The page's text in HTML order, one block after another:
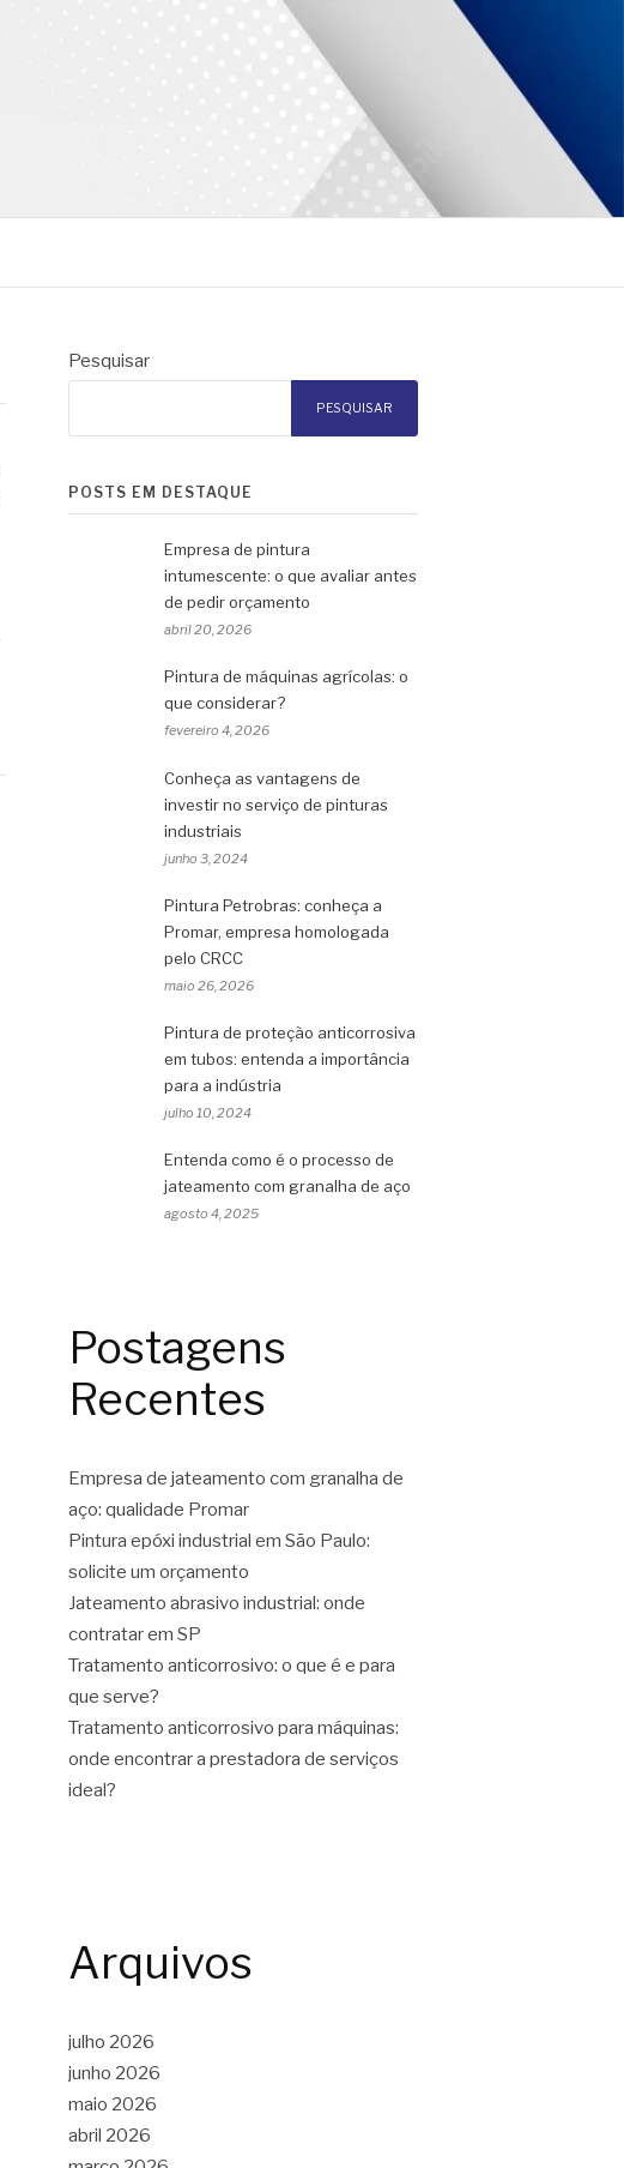
Pesquisar
PESQUISAR
POSTS EM DESTAQUE
Empresa de pintura
intumescente: o que avaliar antes
de pedir orçamento
abril 20, 2026
Pintura de máquinas agrícolas: o
que considerar?
fevereiro 4, 2026
Conheça as vantagens de
investir no serviço de pinturas
industriais
junho 3, 2024
Pintura Petrobras: conheça a
Promar, empresa homologada
pelo CRCC
maio 26, 2026
Pintura de proteção anticorrosiva
em tubos: entenda a importância
para a indústria
julho 10, 2024
Entenda como é o processo de
jateamento com granalha de aço
agosto 4, 2025
Postagens
Recentes
Empresa de jateamento com granalha de
aço: qualidade Promar
Pintura epóxi industrial em São Paulo:
solicite um orçamento
Jateamento abrasivo industrial: onde
contratar em SP
Tratamento anticorrosivo: o que é e para
que serve?
Tratamento anticorrosivo para máquinas:
onde encontrar a prestadora de serviços
ideal?
Arquivos
julho 2026
junho 2026
maio 2026
abril 2026